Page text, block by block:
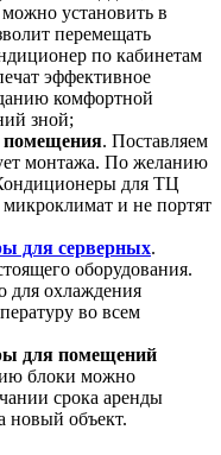
установить в
перемещать
по кабинетам
эффективное
комфортной
зной;
помещения. Поставляем
монтажа. По желанию
для ТЦ
и не портят
для серверных.
оборудования.
для охлаждения
во всем
для помещений
блоки можно
срока аренды
новый объект.